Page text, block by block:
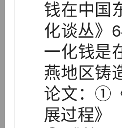
钱在中国
化谈丛》
一化钱是
燕地区铸
论文：①
展过程》